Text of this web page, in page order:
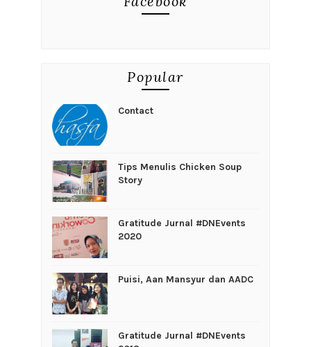
Popular
Contact
Tips Menulis Chicken Soup
Story
Gratitude Jurnal #DNEvents
2020
Puisi, Aan Mansyur dan AADC
Gratitude Jurnal #DNEvents